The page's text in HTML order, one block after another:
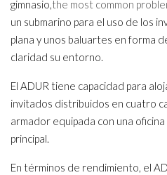
gimnasio,the most common
un submarino para el uso de los
plana y unos baluartes en forma
claridad su entorno.
El ADUR tiene capacidad para
invitados distribuidos en cuatro
armador equipada con una
principal.
En términos de rendimiento, el